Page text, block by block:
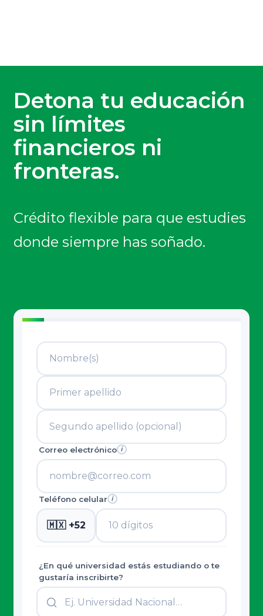
Detona tu educación
sin límites
financieros ni
fronteras.
Crédito flexible para que estudies
donde siempre has soñado.